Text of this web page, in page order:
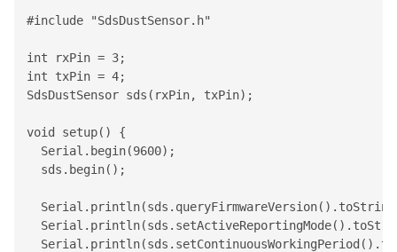
#include "SdsDustSensor.h"
int rxPin = 3;
int txPin = 4;
SdsDustSensor sds(rxPin, txPin);
void setup() {
Serial .begin(9600);
sds.begin();
Serial
Serial
Serial